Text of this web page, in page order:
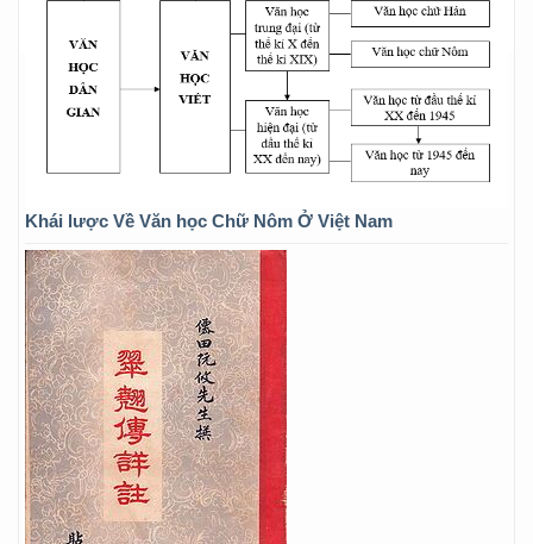
Khái lược Về Văn học Chữ Nôm Ở Việt Nam